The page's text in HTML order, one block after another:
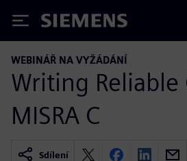
Siemens
WEBINÁŘ NA VYŽÁDÁNÍ
Writing
MISRA C
Sdílení